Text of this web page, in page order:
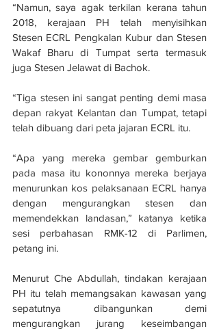
“Namun, saya agak terkilan kerana tahun
2018, kerajaan PH telah menyisihkan
Stesen ECRL Pengkalan Kubur dan Stesen
Wakaf Bharu di Tumpat serta termasuk
juga Stesen Jelawat di Bachok.
“Tiga stesen ini sangat penting demi masa
depan rakyat Kelantan dan Tumpat, tetapi
telah dibuang dari peta jajaran ECRL itu.
“Apa yang mereka gembar gemburkan
pada masa itu kononnya mereka berjaya
menurunkan kos pelaksanaan ECRL hanya
dengan mengurangkan stesen dan
memendekkan landasan,” katanya ketika
sesi perbahasan RMK-12 di Parlimen,
petang ini.
Menurut Che Abdullah, tindakan kerajaan
PH itu telah memangsakan kawasan yang
sepatutnya dibangunkan demi
mengurangkan jurang keseimbangan